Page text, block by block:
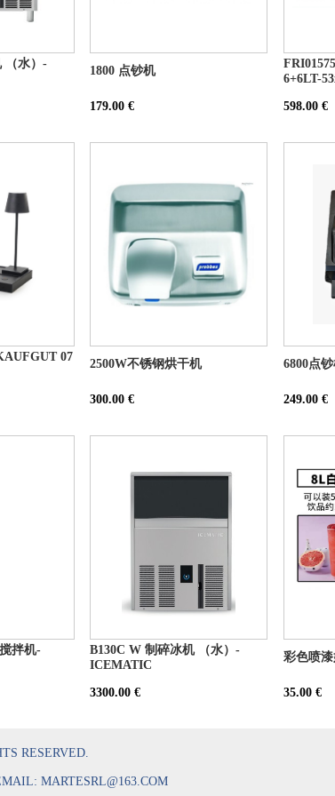
（水）-
1800 点钞机
179.00 €
6+6LT-
598.00 €
07
2500W不锈钢烘干机
300.00 €
6800点
249.00 €
拌机-
B130C W 制碎冰机 （水）-
ICEMATIC
3300.00 €
彩色喷漆
35.00 €
RESERVED.
MARTESRL@163.COM